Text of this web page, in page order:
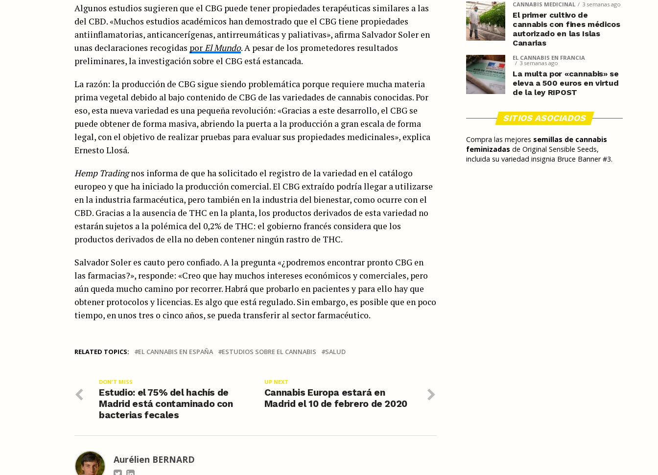
Algunos estudios sugieren que el CBG puede tener propiedades terapéuticas similares a las
del CBD. «Muchos estudios académicos han demostrado que el CBG tiene propiedades
antiinflamatorias, anticancerígenas, antirreumáticas y paliativas», afirma Salvador Soler en
unas declaraciones recogidas porEl Mundo. A pesar de los prometedores resultados
preliminares, la investigación sobre el CBG está estancada.
La razón: la producción de CBG sigue siendo problemática porque requiere mucha materia
prima vegetal debido al bajo contenido de CBG de las variedades de cannabis conocidas. Por
eso, esta nueva variedad es una pequeña revolución: «Gracias a este desarrollo, el CBG se
puede obtener de forma masiva, abriendo la puerta a la producción a gran escala de forma
legal, con el objetivo de realizar pruebas para evaluar sus propiedades medicinales», explica
Ernesto Llosá.
Hemp Tradingnos informa de que ha solicitado el registro de la variedad en el catálogo
europeo y que ha iniciado la producción comercial. El CBG extraído podría llegar a utilizarse
en la industria farmacéutica, pero también en la industria del bienestar, como ocurre con el
CBD. Gracias a la ausencia de THC en la planta, los productos derivados de esta variedad no
estarán sujetos a la polémica del 0,2% de THC: el gobierno francés considera que los
productos derivados de ella no deben contener ningún rastro de THC.
Salvador Soler es cauto pero confiado. A la pregunta «¿podremos encontrar pronto CBG en
las farmacias?», responde: «Creo que hay muchos intereses económicos y comerciales, pero
aún queda mucho camino por recorrer. Habrá que probarlo en pacientes y para ello hay que
obtener protocolos y licencias. Es algo que está regulado. Sin embargo, es posible que en poco
tiempo, en unos tres o cinco años, se pueda transferir al sector farmacéutico.
RELATED TOPICS: EL CANNABIS EN ESPAÑA ESTUDIOS SOBRE EL CANNABIS SALUD
UP NEXT
Cannabis Europa estará en
Madrid el 10 de febrero de 2020
DON'T MISS
Estudio: el 75% del hachís de
Madrid está contaminado con
bacterias fecales
Aurélien BERNARD
CANNABIS MEDICINAL 3 semanas ago
El primer cultivo de
cannabis con fines médicos
autorizado en las Islas
Canarias
EL CANNABIS EN FRANCIA
3 semanas ago
La multa por «cannabis» se
eleva a 500 euros en virtud
de la ley RIPOST
SITIOS ASOCIADOS
Compra las mejores semillas de cannabis
feminizadas de Original Sensible Seeds,
incluida su variedad insignia Bruce Banner #3.